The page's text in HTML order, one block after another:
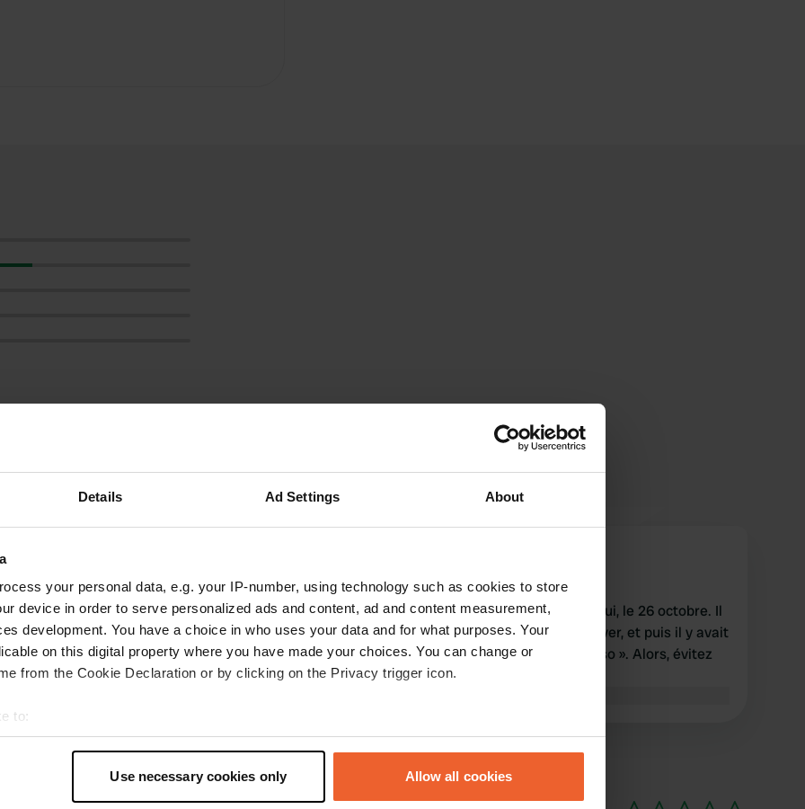
Details Ad Settings About
your personal data, e.g. your IP-number, using technology such as cookies to store
device in order to serve personalized ads and content, ad and content measurement,
development. You have a choice in who uses your data and for what purposes. Your
on this digital property where you have made your choices. You can change or
from the Cookie Declaration or by clicking on the Privacy trigger icon.
to:
geographical location which can be accurate to within several meters
personal data is processed and set your preferences in the
Use necessary cookies only Allow all cookies
avis
Aucune information erronée, comme décrit.
Ouvert et en parfait état. Ce n'est pas un
camping, mais un camping-car avec eau et
électricité.
Il était censé ouvrir aujourd'hui, le 26 octobre. Il
a fallu des heures pour y arriver, et puis il y avait
un panneau indiquant « Chioso ». Alors, évitez
ces fausses informations.